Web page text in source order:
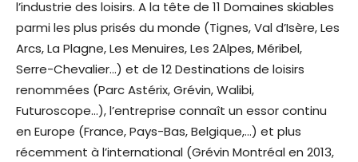
l’industrie des loisirs. A la tête de 11 Domaines skiables
parmi les plus prisés du monde (Tignes, Val d’Isère, Les
Arcs, La Plagne, Les Menuires, Les 2Alpes, Méribel,
Serre-Chevalier…) et de 12 Destinations de loisirs
renommées (Parc Astérix, Grévin, Walibi,
Futuroscope…), l’entreprise connaît un essor continu
en Europe (France, Pays-Bas, Belgique,…) et plus
récemment à l’international (Grévin Montréal en 2013,